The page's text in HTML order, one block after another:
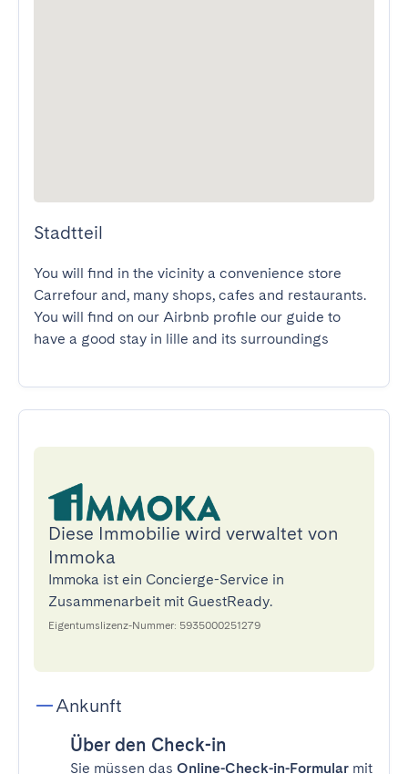
Stadtteil
You will find in the vicinity a convenience store
Carrefour and, many shops, cafes and restaurants.
You will find on our Airbnb profile our guide to
have a good stay in lille and its surroundings
Diese Immobilie wird verwaltet von
Immoka
Immoka ist ein Concierge-Service in
Zusammenarbeit mit GuestReady.
Eigentumslizenz-Nummer: 5935000251279
Ankunft
Über den Check-in
Sie müssen das Online-Check-in-Formular mit